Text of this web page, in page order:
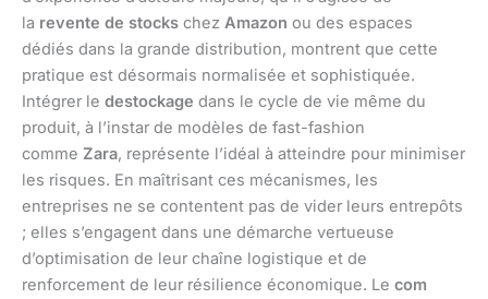
la revente de stocks chez Amazon ou des espaces
dédiés dans la grande distribution, montrent que cette
pratique est désormais normalisée et sophistiquée.
Intégrer le destockage dans le cycle de vie même du
produit, à l’instar de modèles de fast-fashion
comme Zara, représente l’idéal à atteindre pour minimiser
les risques. En maîtrisant ces mécanismes, les
entreprises ne se contentent pas de vider leurs entrepôts
; elles s’engagent dans une démarche vertueuse
d’optimisation de leur chaîne logistique et de
renforcement de leur résilience économique. Le com